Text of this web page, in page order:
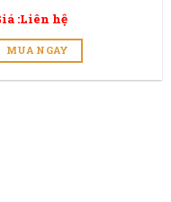
đánh
:Liên hệ
MUA NGAY